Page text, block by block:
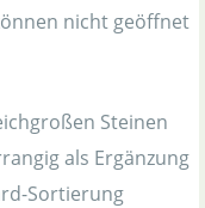
nicht geöffnet
Steinen
als Ergänzung
Sortierung